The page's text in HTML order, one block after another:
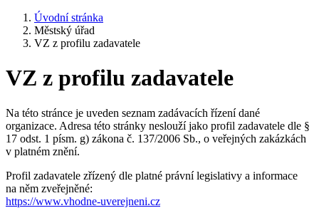
Úvodní stránka
Městský úřad
VZ z profilu zadavatele
VZ z profilu zadavatele
Na této stránce je uveden seznam zadávacích řízení dané
organizace. Adresa této stránky neslouží jako profil zadavatele dle §
17 odst. 1 písm. g) zákona č. 137/2006 Sb., o veřejných zakázkách
v platném znění.
Profil zadavatele zřízený dle platné právní legislativy a informace
na něm zveřejněné:
https://www.vhodne-uverejneni.cz